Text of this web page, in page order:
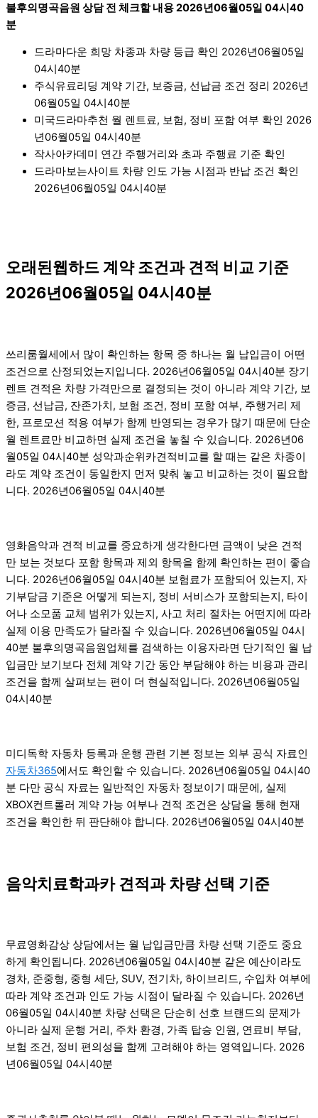
불후의명곡음원 상담 전 체크할 내용 2026년06월05일 04시40
분
드라마다운 희망 차종과 차량 등급 확인 2026년06월05일
04시40분
주식유료리딩 계약 기간, 보증금, 선납금 조건 정리 2026년
06월05일 04시40분
미국드라마추천 월 렌트료, 보험, 정비 포함 여부 확인 2026
년06월05일 04시40분
작사아카데미 연간 주행거리와 초과 주행료 기준 확인
드라마보는사이트 차량 인도 가능 시점과 반납 조건 확인
2026년06월05일 04시40분
오래된웹하드 계약 조건과 견적 비교 기준
2026년06월05일 04시40분
쓰리룸월세에서 많이 확인하는 항목 중 하나는 월 납입금이 어떤
조건으로 산정되었는지입니다. 2026년06월05일 04시40분 장기
렌트 견적은 차량 가격만으로 결정되는 것이 아니라 계약 기간, 보
증금, 선납금, 잔존가치, 보험 조건, 정비 포함 여부, 주행거리 제
한, 프로모션 적용 여부가 함께 반영되는 경우가 많기 때문에 단순
월 렌트료만 비교하면 실제 조건을 놓칠 수 있습니다. 2026년06
월05일 04시40분 성악과순위카견적비교를 할 때는 같은 차종이
라도 계약 조건이 동일한지 먼저 맞춰 놓고 비교하는 것이 필요합
니다. 2026년06월05일 04시40분
영화음악과 견적 비교를 중요하게 생각한다면 금액이 낮은 견적
만 보는 것보다 포함 항목과 제외 항목을 함께 확인하는 편이 좋습
니다. 2026년06월05일 04시40분 보험료가 포함되어 있는지, 자
기부담금 기준은 어떻게 되는지, 정비 서비스가 포함되는지, 타이
어나 소모품 교체 범위가 있는지, 사고 처리 절차는 어떤지에 따라
실제 이용 만족도가 달라질 수 있습니다. 2026년06월05일 04시
40분 불후의명곡음원업체를 검색하는 이용자라면 단기적인 월 납
입금만 보기보다 전체 계약 기간 동안 부담해야 하는 비용과 관리
조건을 함께 살펴보는 편이 더 현실적입니다. 2026년06월05일
04시40분
미디독학 자동차 등록과 운행 관련 기본 정보는 외부 공식 자료인
자동차365에서도 확인할 수 있습니다. 2026년06월05일 04시40
분 다만 공식 자료는 일반적인 자동차 정보이기 때문에, 실제
XBOX컨트롤러 계약 가능 여부나 견적 조건은 상담을 통해 현재
조건을 확인한 뒤 판단해야 합니다. 2026년06월05일 04시40분
음악치료학과카 견적과 차량 선택 기준
무료영화감상 상담에서는 월 납입금만큼 차량 선택 기준도 중요
하게 확인됩니다. 2026년06월05일 04시40분 같은 예산이라도
경차, 준중형, 중형 세단, SUV, 전기차, 하이브리드, 수입차 여부에
따라 계약 조건과 인도 가능 시점이 달라질 수 있습니다. 2026년
06월05일 04시40분 차량 선택은 단순히 선호 브랜드의 문제가
아니라 실제 운행 거리, 주차 환경, 가족 탑승 인원, 연료비 부담,
보험 조건, 정비 편의성을 함께 고려해야 하는 영역입니다. 2026
년06월05일 04시40분